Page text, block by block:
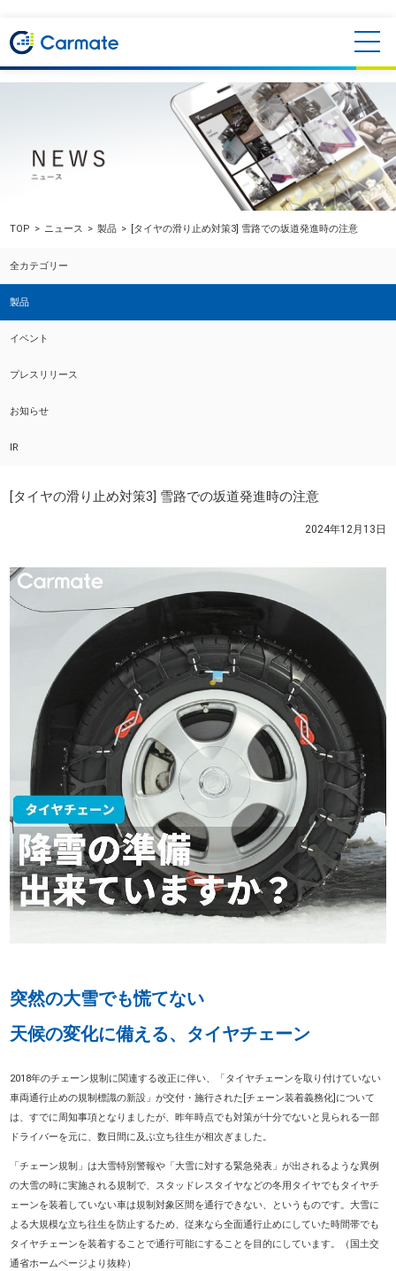
TOP ニュース 製品 [タイヤの滑り止め対策3] 雪路での坂道発進時の注意
全カテゴリー
製品
イベント
プレスリリース
お知らせ
IR
[タイヤの滑り止め対策3] 雪路での坂道発進時の注意
2024年12月13日
突然の大雪でも慌てない
天候の変化に備える、タイヤチェーン
2018年のチェーン規制に関連する改正に伴い、「タイヤチェーンを取り付けていない
車両通行止めの規制標識の新設」が交付・施行された[チェーン装着義務化]について
は、すでに周知事項となりましたが、昨年時点でも対策が十分でないと見られる一部
ドライバーを元に、数日間に及ぶ立ち往生が相次ぎました。
「チェーン規制」は大雪特別警報や「大雪に対する緊急発表」が出されるような異例
の大雪の時に実施される規制で、スタッドレスタイヤなどの冬用タイヤでもタイヤチ
ェーンを装着していない車は規制対象区間を通行できない、というものです。大雪に
よる大規模な立ち往生を防止するため、従来なら全面通行止めにしていた時間帯でも
タイヤチェーンを装着することで通行可能にすることを目的にしています。（国土交
通省ホームページより抜粋）